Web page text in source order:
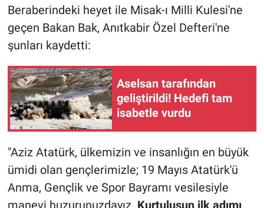
Beraberindeki heyet ile Misak-ı Milli Kulesi'ne
geçen Bakan Bak, Anıtkabir Özel Defteri'ne
şunları kaydetti:
Aselsan tarafından
geliştirildi! Hedefi tam
isabetle vurdu
"Aziz Atatürk, ülkemizin ve insanlığın en büyük
ümidi olan gençlerimizle; 19 Mayıs Atatürk'ü
Anma, Gençlik ve Spor Bayramı vesilesiyle
manevi huzurunuzdayız. Kurtuluşun ilk adımı